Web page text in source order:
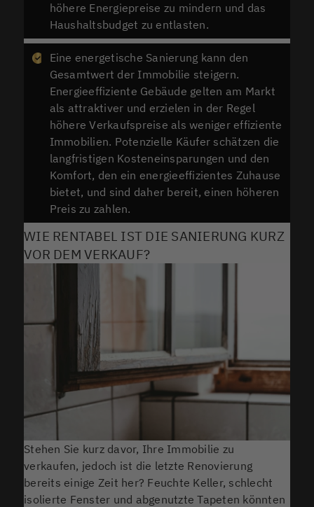
höhere Energiepreise zu mindern und das
Haushaltsbudget zu entlasten.
Eine energetische Sanierung kann den
Gesamtwert der Immobilie steigern.
Energieeffiziente Gebäude gelten am Markt
als attraktiver und erzielen in der Regel
höhere Verkaufspreise als weniger effiziente
Immobilien. Potenzielle Käufer schätzen die
langfristigen Kosteneinsparungen und den
Komfort, den ein energieeffizientes Zuhause
bietet, und sind daher bereit, einen höheren
Preis zu zahlen.
WIE RENTABEL IST DIE SANIERUNG KURZ
VOR DEM VERKAUF?
Stehen Sie kurz davor, Ihre Immobilie zu
verkaufen, jedoch ist die letzte Renovierung
bereits einige Zeit her? Feuchte Keller, schlecht
isolierte Fenster und abgenutzte Tapeten könnten